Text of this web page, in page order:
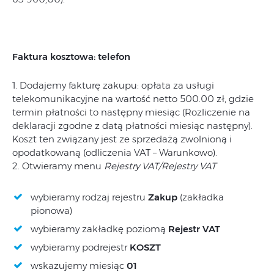
Faktura kosztowa: telefon
1. Dodajemy fakturę zakupu: opłata za usługi
telekomunikacyjne na wartość netto 500.00 zł, gdzie
termin płatności to następny miesiąc (Rozliczenie na
deklaracji zgodne z datą płatności miesiąc następny).
Koszt ten związany jest ze sprzedażą zwolnioną i
opodatkowaną (odliczenia VAT – Warunkowo).
2. Otwieramy menu Rejestry VAT/Rejestry VAT
wybieramy rodzaj rejestru Zakup (zakładka
pionowa)
wybieramy zakładkę poziomą Rejestr VAT
wybieramy podrejestr KOSZT
wskazujemy miesiąc 01